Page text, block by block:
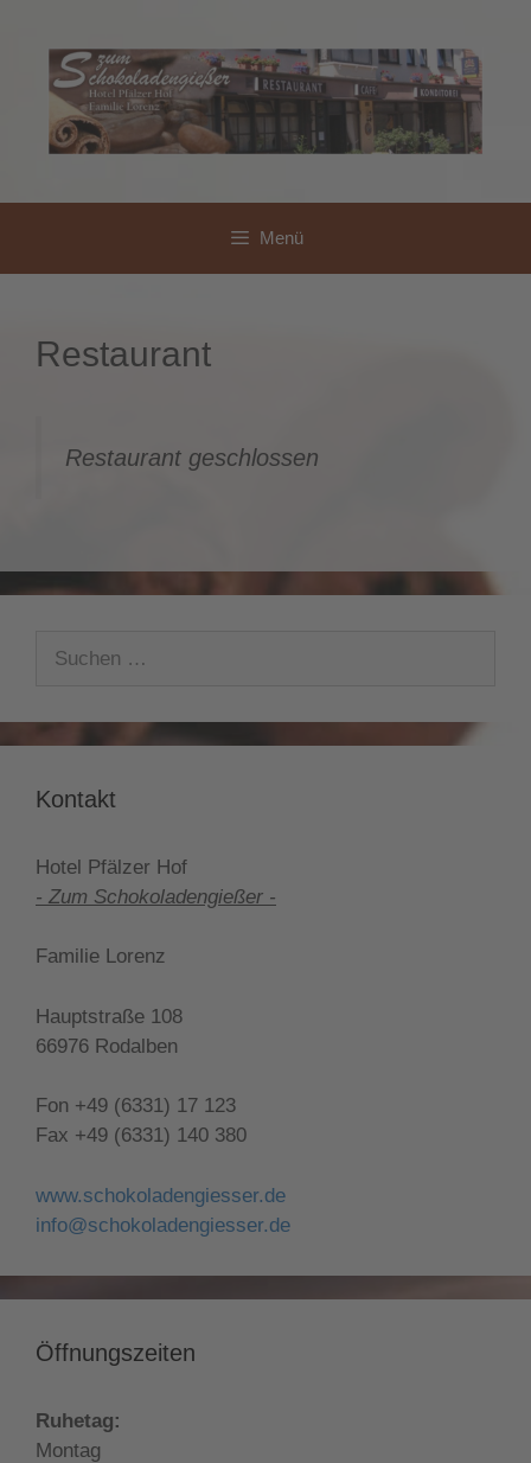
springen
Menü
Restaurant
Restaurant geschlossen
Kontakt
Hotel Pfälzer Hof
- Zum Schokoladengießer -
Familie Lorenz
Hauptstraße 108
66976 Rodalben
Fon +49 (6331) 17 123
Fax +49 (6331) 140 380
www.schokoladengiesser.de
info@schokoladengiesser.de
Öffnungszeiten
Ruhetag:
Montag